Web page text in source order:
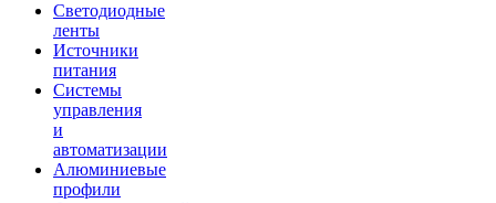
Светодиодные
ленты
Источники
питания
Системы
управления
и
автоматизации
Алюминиевые
профили